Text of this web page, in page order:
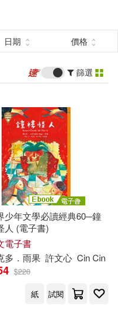
日期 價格
篩選
少年文學必讀經典60─鐘
人 (電子書)
電子書
多 ． 雨果 許文心 Cin Cin
$220
紙
試閱